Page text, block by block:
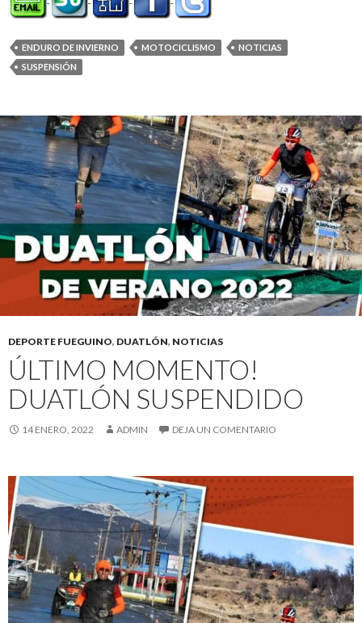
ENDURO DE INVIERNO MOTOCICLISMO
NOTICIAS
SUSPENSIÓN
DEPORTE FUEGUINO, DUATLÓN, NOTICIAS
ÚLTIMO MOMENTO!
DUATLÓN SUSPENDIDO
14 ENERO, 2022 ADMIN DEJA UN COMENTARIO